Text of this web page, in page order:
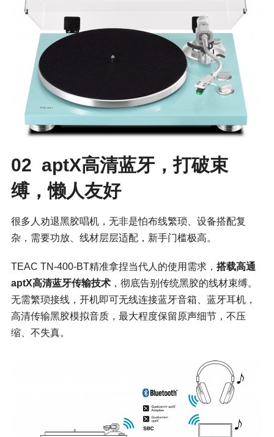
02 aptX高清蓝牙，打破束
缚，懒人友好
很多人劝退黑胶唱机，无非是怕布线繁琐、设备搭配复
杂，需要功放、线材层层适配，新手门槛极高。
TEAC TN-400-BT精准拿捏当代人的使用需求， 搭载高通
aptX高清蓝牙传输技术，彻底告别传统黑胶的线材束缚。
无需繁琐接线，开机即可无线连接蓝牙音箱、蓝牙耳机，
高清传输黑胶模拟音质，最大程度保留原声细节，不压
缩、不失真。